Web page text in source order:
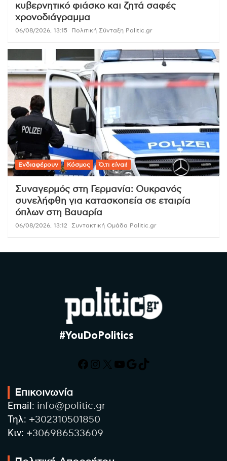
κυβερνητικό φιάσκο και ζητά σαφές
χρονοδιάγραμμα
06/08/2026, 13:15 Πολιτική Σύνταξη Politic.gr
Ενδιαφέρουν Κόσμος Ό,τι είναι!
Συναγερμός στη Γερμανία: Ουκρανός
συνελήφθη για κατασκοπεία σε εταιρία
όπλων στη Βαυαρία
06/08/2026, 13:12 Συντακτική Ομάδα Politic.gr
#YouDoPolitics
Facebook
Instagram
X YouTube
Google
TikTok
Επικοινωνία
Email: info@politic.gr
Τηλ: +302310501850
Κιν: +306986533609